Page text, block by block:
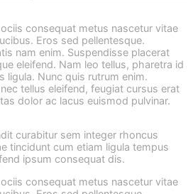
consequat metus nascetur vitae
Eros sed pellentesque.
nam enim. Suspendisse placerat
eleifend. Nam leo tellus, pharetra id
ligula. Nunc quis rutrum enim.
tellus eleifend, feugiat cursus erat
dolor ac lacus euismod pulvinar.
curabitur sem integer rhoncus
tincidunt cum etiam ligula tempus
ipsum consequat dis.
consequat metus nascetur vitae